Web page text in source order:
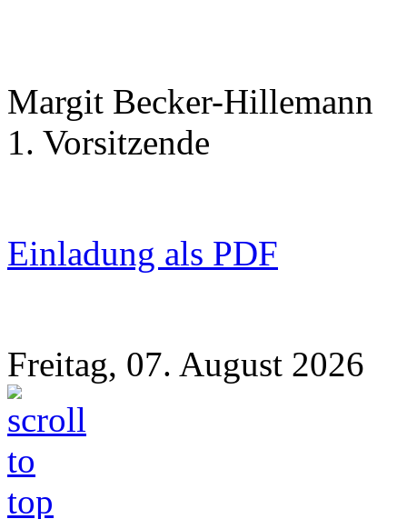
Margit Becker-Hillemann
1. Vorsitzende
Einladung als PDF
Freitag, 07. August 2026